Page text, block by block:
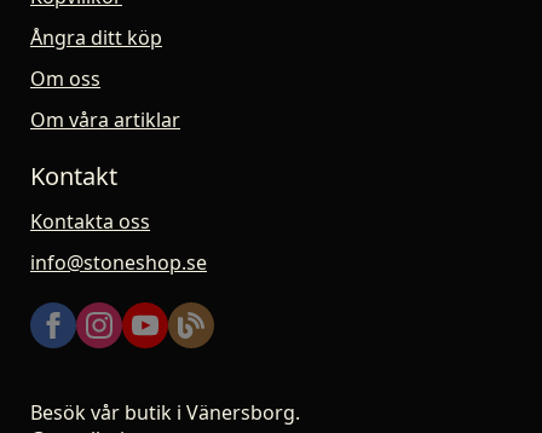
Ångra ditt köp
Om oss
Om våra artiklar
Kontakt
Kontakta oss
info@stoneshop.se
Besök vår butik i Vänersborg.